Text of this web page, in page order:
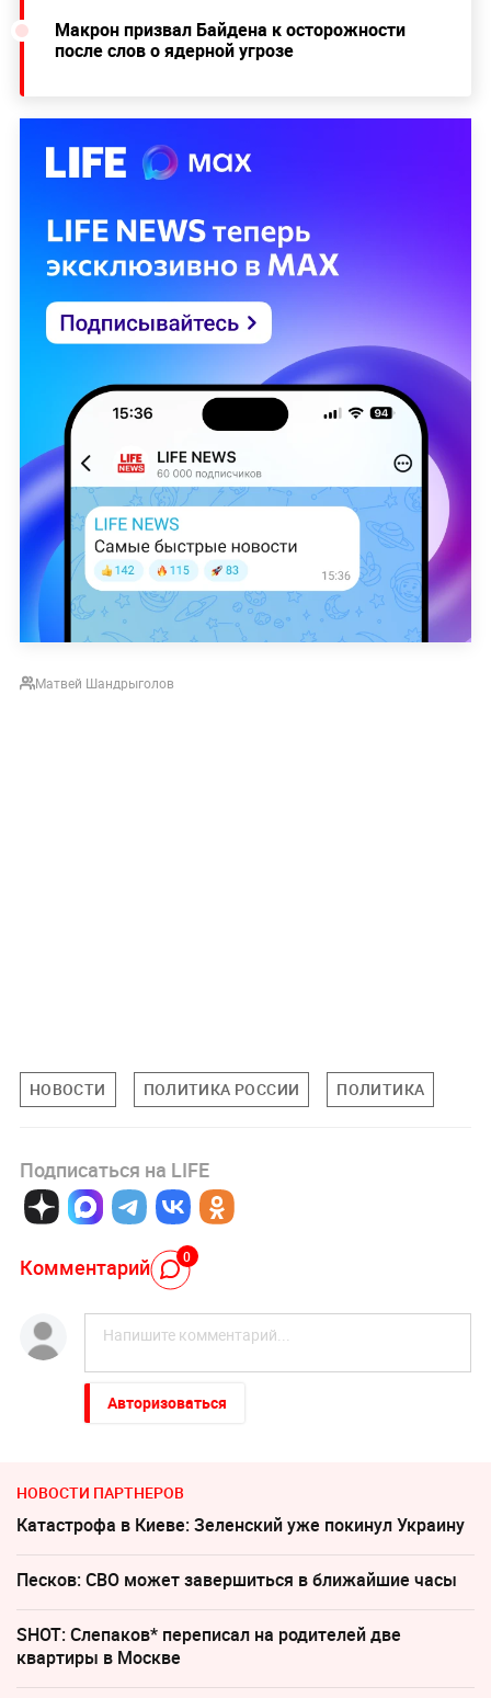
Макрон призвал Байдена к осторожности
после слов о ядерной угрозе
Матвей Шандрыголов
НОВОСТИ ПОЛИТИКА РОССИИ ПОЛИТИКА
Подписаться на LIFE
Комментарий 0
Авторизоваться
НОВОСТИ ПАРТНЕРОВ
Катастрофа в Киеве: Зеленский уже покинул Украину
Песков: СВО может завершиться в ближайшие часы
SHOT: Слепаков* переписал на родителей две
квартиры в Москве